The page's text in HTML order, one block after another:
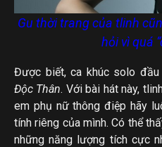
Gu thời trang của tlinh
hỏi vì quá
Được biết, ca khúc solo
Độc Thân. Với bài hát này,
em phụ nữ thông điệp hãy
tính riêng của mình. Có thể
những năng lượng tích cực